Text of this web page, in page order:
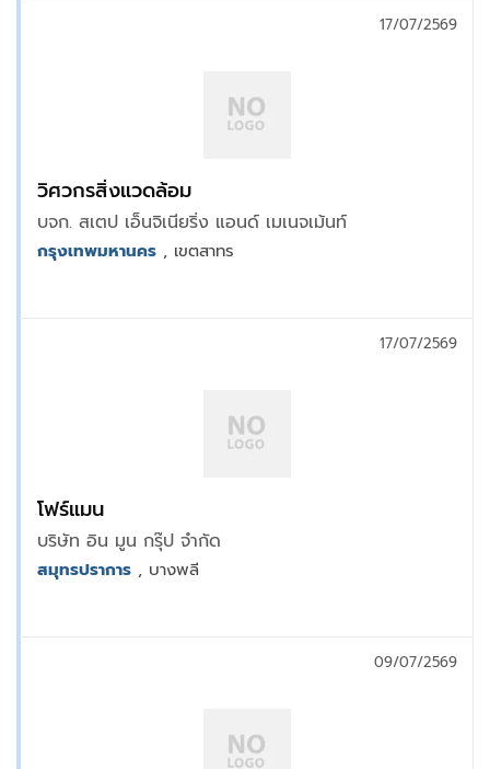
วิศวกรสิ่งแวดล้อม
บจก. สเตป เอ็นจิเนียริ่ง แอนด์ เมเนจเม้นท์
17/07/2569
กรุงเทพมหานคร , เขตสาทร
โฟร์แมน
บริษัท อิน มูน กรุ๊ป จำกัด
17/07/2569
สมุทรปราการ , บางพลี
09/07/2569